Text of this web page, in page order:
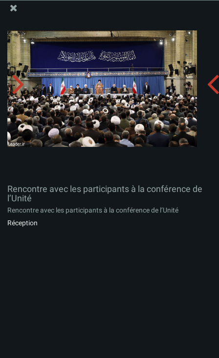
Rencontre avec les participants à la conférence de
l’Unité
Télécharger l'album:
Rencontre avec les participants à la conférence de
l’Unité
Rencontre avec les participants à la conférence de l’Unité
Réception